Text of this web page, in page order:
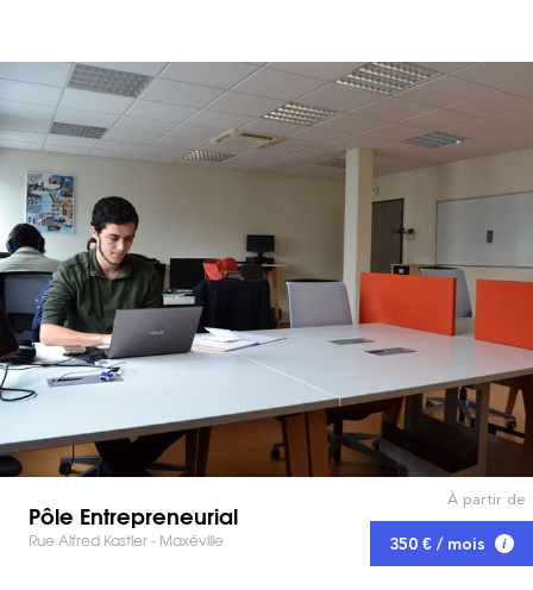
Pôle Entrepreneurial
Rue Alfred Kastler - Maxéville
À partir de
350 € / mois